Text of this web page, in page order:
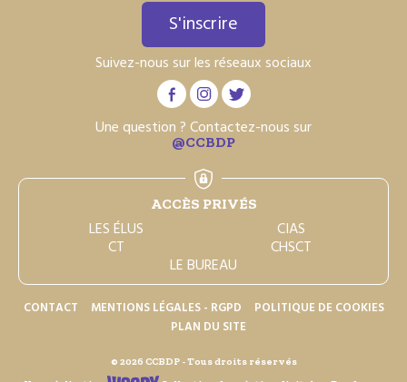
S'inscrire
Suivez-nous sur les réseaux sociaux
Une question ? Contactez-nous sur
@CCBDP
ACCÈS PRIVÉS
LES ÉLUS CIAS
CT CHSCT
LE BUREAU
CONTACT MENTIONS LÉGALES - RGPD
POLITIQUE DE COOKIES
PLAN DU SITE
© 2026 CCBDP - Tous droits réservés